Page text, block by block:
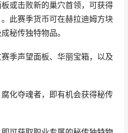
击败新的巢穴首领，可获得
此赛季货币可在赫拉迪姆方块
秘传独特物品。
声望面板、华丽宝箱，以及
夺魂者，即有机会获得秘传